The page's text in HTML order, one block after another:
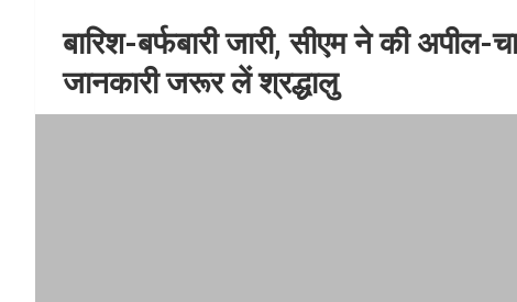
बारिश-बर्फबारी जारी, सीएम ने की
जानकारी जरूर लें श्रद्धालु